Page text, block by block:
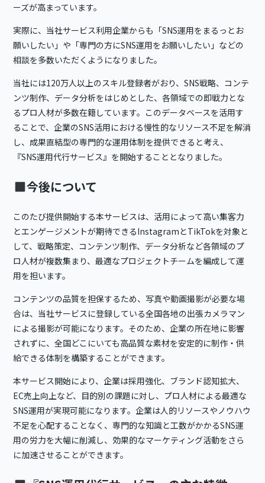
ーズが高まっています。
実際に、当社サービス利用企業からも「SNS運用をまるっとお
願いしたい」や「専門の方にSNS運用をお願いしたい」などの
相談を多数いただくようになりました。
当社には120万人以上のスキル登録者がおり、SNS戦略、コンテ
ンツ制作、データ分析をはじめとした、各領域での即戦力とな
るプロ人材が多数在籍しています。このデータベースを活用す
ることで、企業のSNS活用における慢性的なリソース不足を解消
し、成果直結型の専門的な運用体制を提供できると考え、
『SNS運用代行サービス』を開始することとなりました。
今後について
このたび提供開始する本サービスは、活用によって高い集客力
とエンゲージメントが期待できるInstagramとTikTokを対象と
して、戦略策定、コンテンツ制作、データ分析など各領域のプ
ロ人材が複数集まり、最適なプロジェクトチームを編成して運
用を担います。
コンテンツの品質を担保するため、写真や動画撮影が必要な場
合は、当社サービスに登録している全国各地の出張カメラマン
による撮影が可能になります。そのため、企業の所在地に影響
されずに、全国どこにいても高品質な素材を安定的に制作・供
給できる体制を構築することができます。
本サービス開始により、企業は採用強化、ブランド認知拡大、
EC売上向上など、目的別の課題に対し、プロ人材による最適な
SNS運用が実現可能になります。企業は人的リソースやノウハウ
不足を心配することなく、専門的な知識と工数がかかるSNS運
用の労力を大幅に削減し、効果的なマーケティング活動をさら
に加速させることができます。